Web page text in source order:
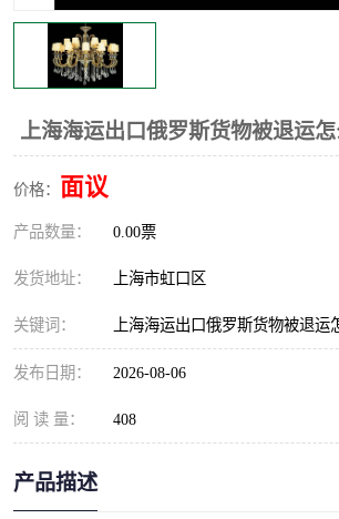
上海海运出口俄罗斯货物被退运
价格： 面议
产品数量： 0.00票
发货地址： 上海市虹口区
关键词： 上海海运出口俄罗斯货物被退运
发布日期： 2026-08-06
阅 读 量： 408
产品描述